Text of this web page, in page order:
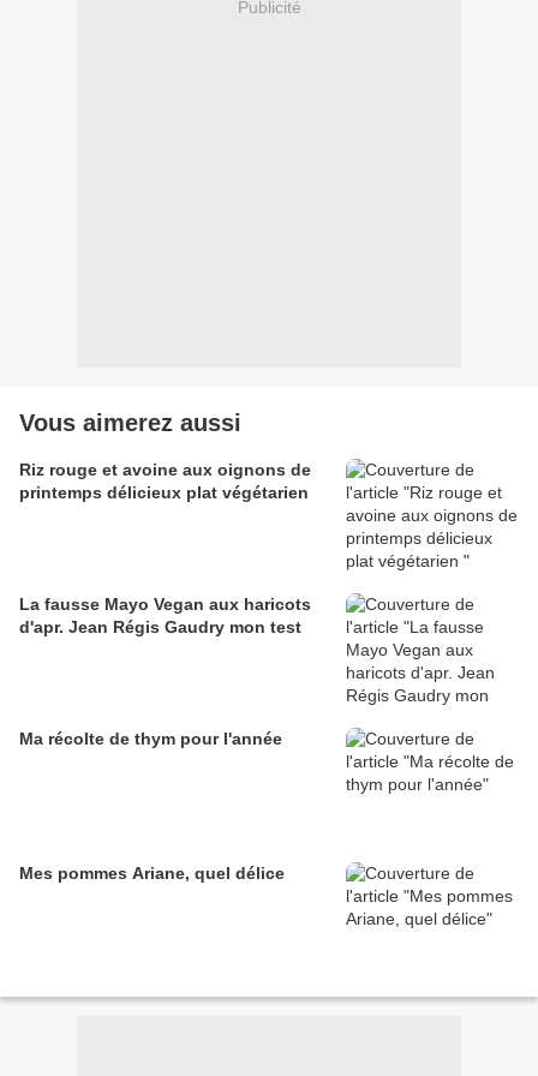
Publicité
Vous aimerez aussi
Riz rouge et avoine aux oignons de
printemps délicieux plat végétarien
La fausse Mayo Vegan aux haricots
d'apr. Jean Régis Gaudry mon test
Ma récolte de thym pour l'année
Mes pommes Ariane, quel délice